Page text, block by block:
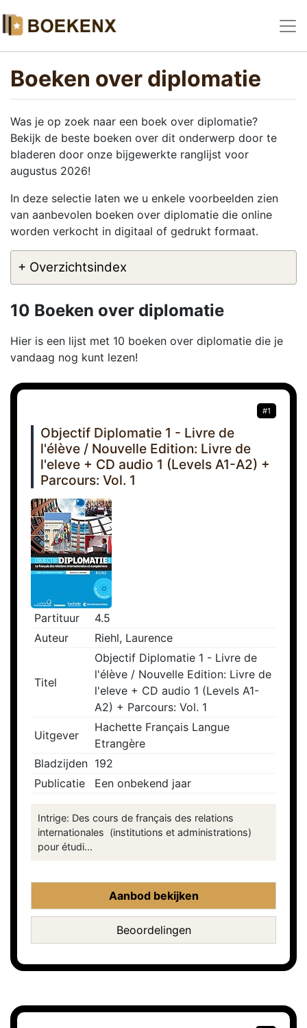
Boeken over diplomatie
Was je op zoek naar een boek over diplomatie?
Bekijk de beste boeken over dit onderwerp door te
bladeren door onze bijgewerkte ranglijst voor
augustus 2026!
In deze selectie laten we u enkele voorbeelden zien
van aanbevolen boeken over diplomatie die online
worden verkocht in digitaal of gedrukt formaat.
+ Overzichtsindex
10 Boeken over diplomatie
Hier is een lijst met 10 boeken over diplomatie die je
vandaag nog kunt lezen!
#1
Objectif Diplomatie 1 - Livre de
l'élève / Nouvelle Edition: Livre de
l'eleve + CD audio 1 (Levels A1-A2) +
Parcours: Vol. 1
Partituur
4.5
Auteur
Riehl, Laurence
Titel
Objectif Diplomatie 1 - Livre de
l'élève / Nouvelle Edition: Livre de
l'eleve + CD audio 1 (Levels A1-
A2) + Parcours: Vol. 1
Uitgever
Hachette Français Langue
Etrangère
Bladzijden 192
Publicatie
Een onbekend jaar
Intrige: Des cours de français des relations
internationales (institutions et administrations)
pour étudi...
Aanbod bekijken
Beoordelingen